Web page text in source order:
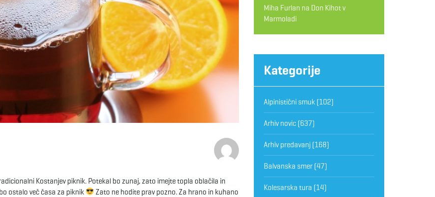
Kostanjev piknik. Potekal bo zunaj, zato imejte topla oblačila in
ostalo več časa za piknik
Zato ne hodite prav pozno. Za hrano in kuhano
Miha Furlan na Don Kihot v
Marmoladi
Kategorije
Alpinistični smuk(102)
Arhiv novic(637)
Arhiv predavanj(168)
Balvanska smer(47)
Kolesarska tura (14)